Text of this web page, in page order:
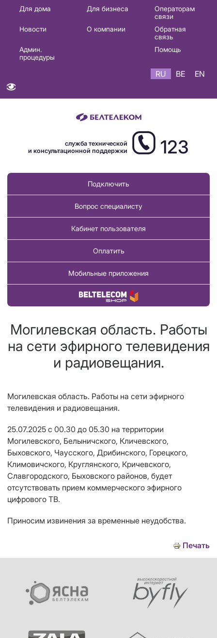
Основная
навигация
Для дома Для бизнеса
Операторам
связи
Новости
О компании
Обратная
связь
Админ.
процедуры
Помощь
RU BE EN
служба технической
и консультационной поддержки
123
Подключить
Вопрос специалисту
Кабинет пользователя
Оплатить
Мобильные приложения
Купить товар
Могилевская область. Работы
на сети эфирного телевидения
и радиовещания.
Могилевская область. Работы на сети эфирного
телевидения и радиовещания.
25.07.2025 с 00.30 до 05.30 на территории
Могилевского, Белыничского, Кличевского,
Быховского, Чаусского, Дрибинского, Горецкого,
Климовичского, Круглянского, Кричевского,
Славгородского, Быховского районов, будет
отсутствовать прием коммерческого эфирного
цифрового ТВ.
Приносим извинения за временные неудобства.
Печать